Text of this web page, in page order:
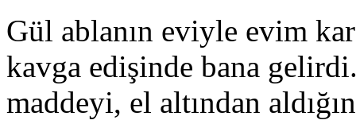
Gül ablanın eviyle evim
kavga edişinde bana
maddeyi, el altından